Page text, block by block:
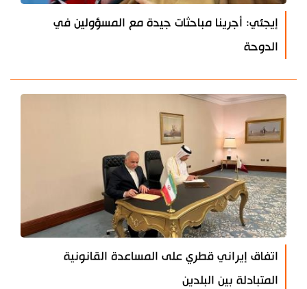
إيجئي: أجرينا مباحثات جيدة مع المسؤولين في
الدوحة
اتفاق إيراني قطري على المساعدة القانونية
المتبادلة بين البلدين